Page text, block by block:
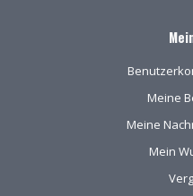
Meine
Meine
Mein